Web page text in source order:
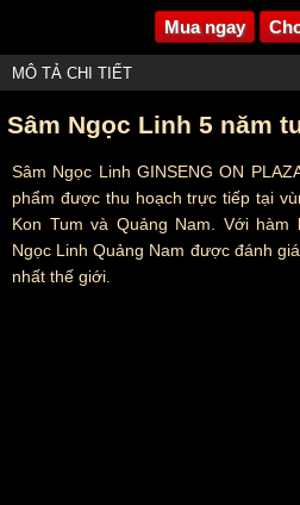
Mua ngay
MÔ TẢ CHI TIẾT
Sâm Ngọc Linh 5 năm
Sâm Ngọc Linh GINSENG ON
phẩm được thu hoạch trực tiếp tại
Kon Tum và Quảng Nam. Với
Ngọc Linh Quảng Nam được đánh
nhất thế giới.